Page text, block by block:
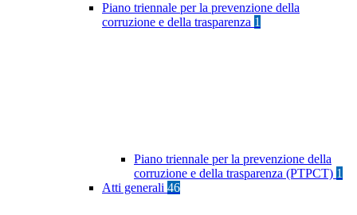
Piano triennale per la prevenzione della
corruzione e della trasparenza 1
Piano triennale per la prevenzione della
corruzione e della trasparenza (PTPCT) 1
Atti generali 46